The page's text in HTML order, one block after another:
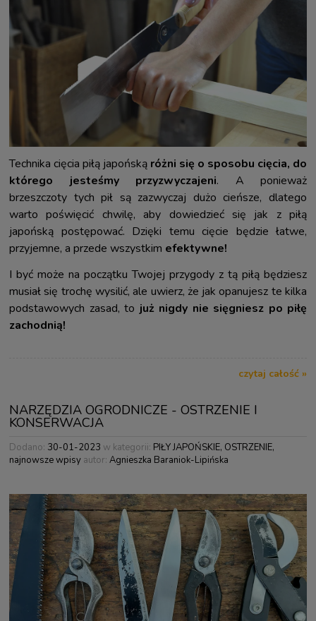
Technika cięcia piłą japońską różni się o sposobu cięcia, do
którego jesteśmy przyzwyczajeni. A ponieważ
brzeszczoty tych pił są zazwyczaj dużo cieńsze, dlatego
warto poświęcić chwilę, aby dowiedzieć się jak z piłą
japońską postępować. Dzięki temu cięcie będzie łatwe,
przyjemne, a przede wszystkim efektywne!
I być może na początku Twojej przygody z tą piłą będziesz
musiał się trochę wysilić, ale uwierz, że jak opanujesz te kilka
podstawowych zasad, to już nigdy nie sięgniesz po piłę
zachodnią!
czytaj całość »
NARZĘDZIA OGRODNICZE - OSTRZENIE I
KONSERWACJA
Dodano: 30-01-2023 w kategorii: PIŁY JAPOŃSKIE, OSTRZENIE,
najnowsze wpisy autor: Agnieszka Baraniok-Lipińska